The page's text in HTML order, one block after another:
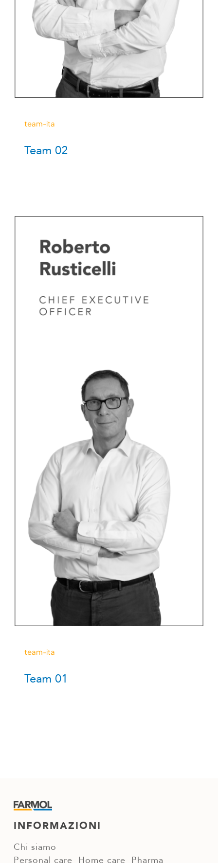
team-ita
Team 02
team-ita
Team 01
INFORMAZIONI
Chi siamo
Personal care Home care Pharma